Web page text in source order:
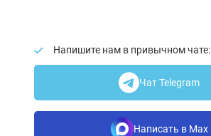
Напишите нам в привычном чате:
Чат Telegram
Написать в Max